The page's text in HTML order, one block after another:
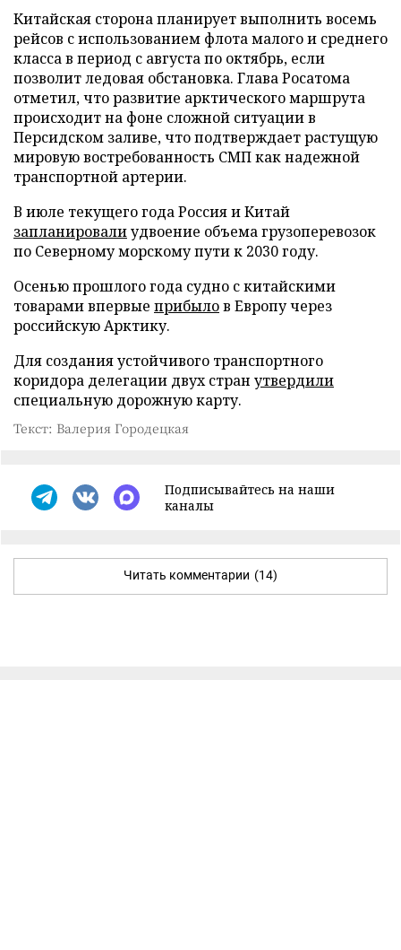
Китайская сторона планирует выполнить восемь
рейсов с использованием флота малого и среднего
класса в период с августа по октябрь, если
позволит ледовая обстановка. Глава Росатома
отметил, что развитие арктического маршрута
происходит на фоне сложной ситуации в
Персидском заливе, что подтверждает растущую
мировую востребованность СМП как надежной
транспортной артерии.
В июле текущего года Россия и Китай
запланировалиудвоение объема грузоперевозок
по Северному морскому пути к 2030 году.
Осенью прошлого года судно с китайскими
товарами впервые прибылов Европу через
российскую Арктику.
Для создания устойчивого транспортного
коридора делегации двух стран утвердили
специальную дорожную карту.
Текст: Валерия Городецкая
Подписывайтесь на наши
каналы
Читать комментарии (14)